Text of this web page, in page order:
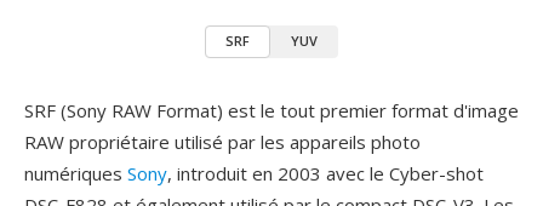
SRF YUV
SRF (Sony RAW Format) est le tout premier format d'image
RAW propriétaire utilisé par les appareils photo
numériques Sony, introduit en 2003 avec le Cyber-shot